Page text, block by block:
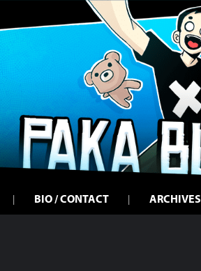
BIO / CONTACT ARCHIVES